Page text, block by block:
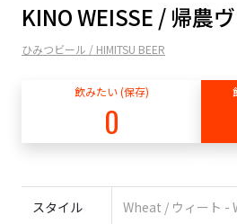
KINO WEISSE / 帰農
ひみつビール / HIMITSU BEER
飲みたい (保存)
0
スタイル Wheat / ウィート -